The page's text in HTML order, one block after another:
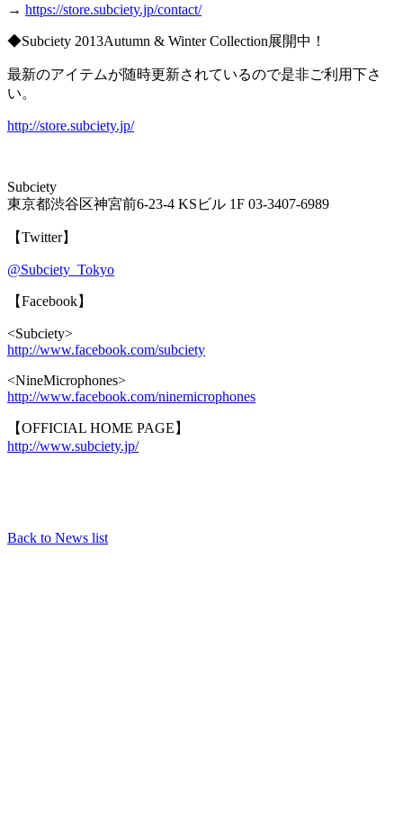
→ https://store.subciety.jp/contact/
◆Subciety 2013Autumn & Winter Collection展開中！
最新のアイテムが随時更新されているので是非ご利用下さ
い。
http://store.subciety.jp/
Subciety
東京都渋谷区神宮前6-23-4 KSビル 1F 03-3407-6989
【Twitter】
@Subciety_Tokyo
【Facebook】
<Subciety>
http://www.facebook.com/subciety
<NineMicrophones>
http://www.facebook.com/ninemicrophones
【OFFICIAL HOME PAGE】
http://www.subciety.jp/
Back to News list